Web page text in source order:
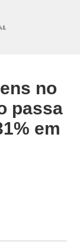
no
passa
em